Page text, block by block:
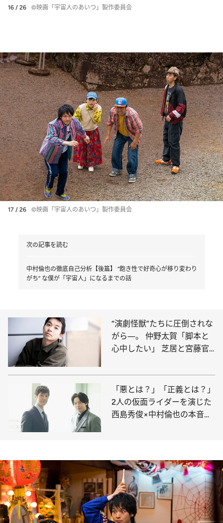
16 / 26 ©映画「宇宙人のあいつ」製作委員会
17 / 26 ©映画「宇宙人のあいつ」製作委員会
次の記事を読む
中村倫也の徹底自己分析【後篇】 “飽き性で好奇心が移り変わり
がち” な僕が「宇宙人」になるまでの話
“演劇怪獣”たちに圧倒されな
がら―。 仲野太賀「脚本と
心中したい」 芝居と宮藤官
「悪とは？」「正義とは？」
2人の仮面ライダーを演じた
西島秀俊×中村倫也の本音ト